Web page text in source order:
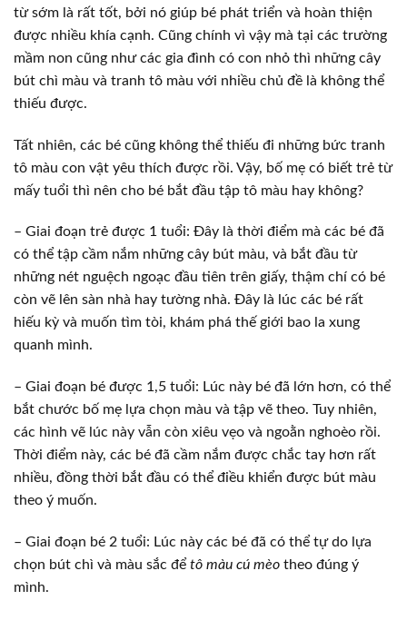
từ sớm là rất tốt, bởi nó giúp bé phát triển và hoàn thiện
được nhiều khía cạnh. Cũng chính vì vậy mà tại các trường
mầm non cũng như các gia đình có con nhỏ thì những cây
bút chì màu và tranh tô màu với nhiều chủ đề là không thể
thiếu được.
Tất nhiên, các bé cũng không thể thiếu đi những bức tranh
tô màu con vật yêu thích được rồi. Vậy, bố mẹ có biết trẻ từ
mấy tuổi thì nên cho bé bắt đầu tập tô màu hay không?
– Giai đoạn trẻ được 1 tuổi: Đây là thời điểm mà các bé đã
có thể tập cầm nắm những cây bút màu, và bắt đầu từ
những nét nguệch ngoạc đầu tiên trên giấy, thậm chí có bé
còn vẽ lên sàn nhà hay tường nhà. Đây là lúc các bé rất
hiếu kỳ và muốn tìm tòi, khám phá thế giới bao la xung
quanh mình.
– Giai đoạn bé được 1,5 tuổi: Lúc này bé đã lớn hơn, có thể
bắt chước bố mẹ lựa chọn màu và tập vẽ theo. Tuy nhiên,
các hình vẽ lúc này vẫn còn xiêu vẹo và ngoằn nghoèo rồi.
Thời điểm này, các bé đã cầm nắm được chắc tay hơn rất
nhiều, đồng thời bắt đầu có thể điều khiển được bút màu
theo ý muốn.
– Giai đoạn bé 2 tuổi: Lúc này các bé đã có thể tự do lựa
chọn bút chì và màu sắc để tô màu cú mèo theo đúng ý
mình.